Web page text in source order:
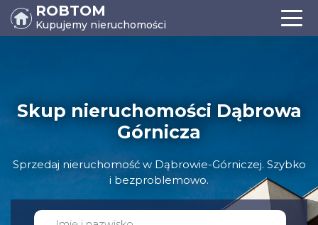
ROBTOM
Kupujemy nieruchomości
Skup nieruchomości Dąbrowa
Górnicza
Sprzedaj nieruchomość w Dąbrowie-Górniczej. Szybko
i bezproblemowo.